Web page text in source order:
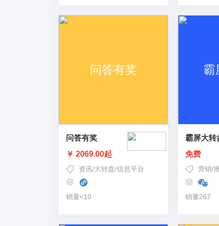
问答有奖
￥ 2069.00起
资讯/大转盘/信息平台
销量<10
霸屏大转
免费
营销/
销量267